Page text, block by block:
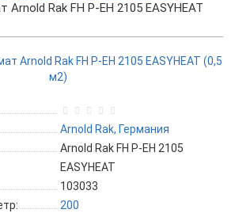
Arnold Rak FH P-EH 2105 EASYHEAT
Arnold Rak, Германия
Arnold Rak FH P-EH 2105
EASYHEAT
103033
200